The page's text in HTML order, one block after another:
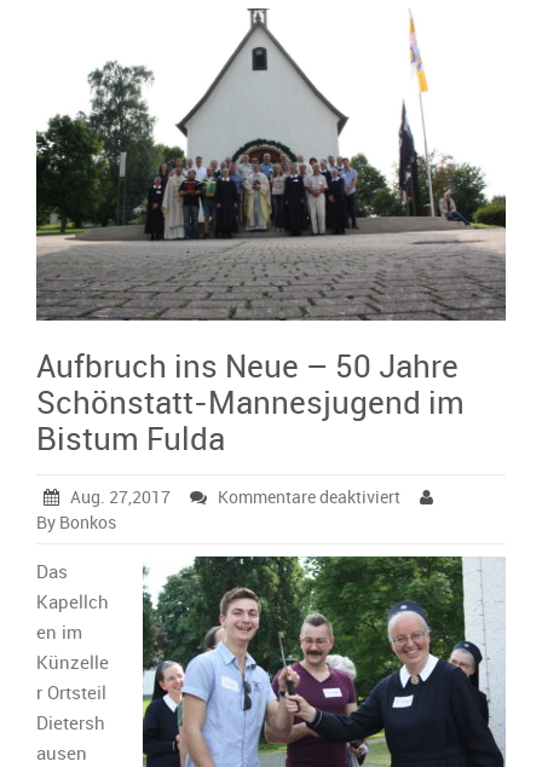
Aufbruch ins Neue – 50 Jahre
Schönstatt-Mannesjugend im
Bistum Fulda
Aug. 27,2017 Kommentare deaktiviertfür
Neue
–
50
Jahre
Schönstatt-
Mannesjugend
im
By Bonkos
Das
Kapellch
en im
Künzelle
r Ortsteil
Dietersh
ausen